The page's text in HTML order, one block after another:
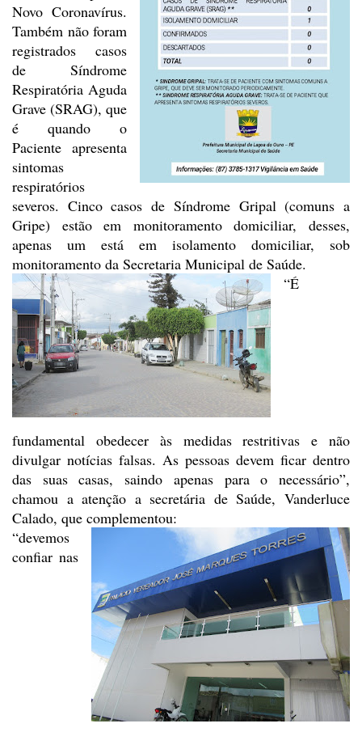
Novo Coronavírus.
Também não foram
registrados casos
de Síndrome
Respiratória Aguda
Grave (SRAG), que
é quando o
Paciente apresenta
sintomas
respiratórios
severos. Cinco casos de SíndromeGripal (comuns a
Gripe) estão em monitoramento domiciliar, desses,
apenas um está em isolamento domiciliar, sob
monitoramento da Secretaria Municipal de Saúde.
“É
fundamental obedecer às medidas restritivas e não
divulgar notícias falsas. As pessoas devem ficar dentro
das suas casas, saindo apenas para o necessário”,
chamou a atenção a secretária de Saúde, Vanderluce
Calado, que complementou:
“devemos
confiar nas